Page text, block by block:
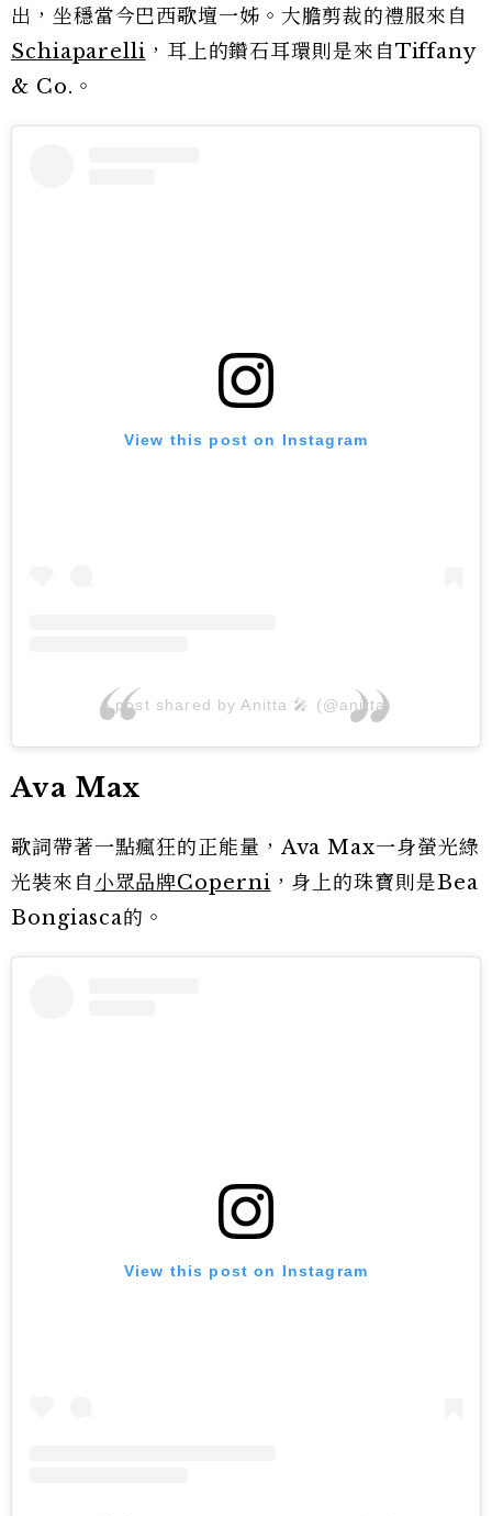
出，坐穩當今巴西歌壇一姊。大膽剪裁的禮服來自
Schiaparelli ，耳上的鑽石耳環則是來自Tiffany
& Co.。
View this post on Instagram
A post shared by Anitta 🎤 (@anitta)
Ava Max
歌詞帶著一點瘋狂的正能量，Ava Max一身螢光綠
光裝來自小眾品牌Coperni ，身上的珠寶則是Bea
Bongiasca的。
View this post on Instagram